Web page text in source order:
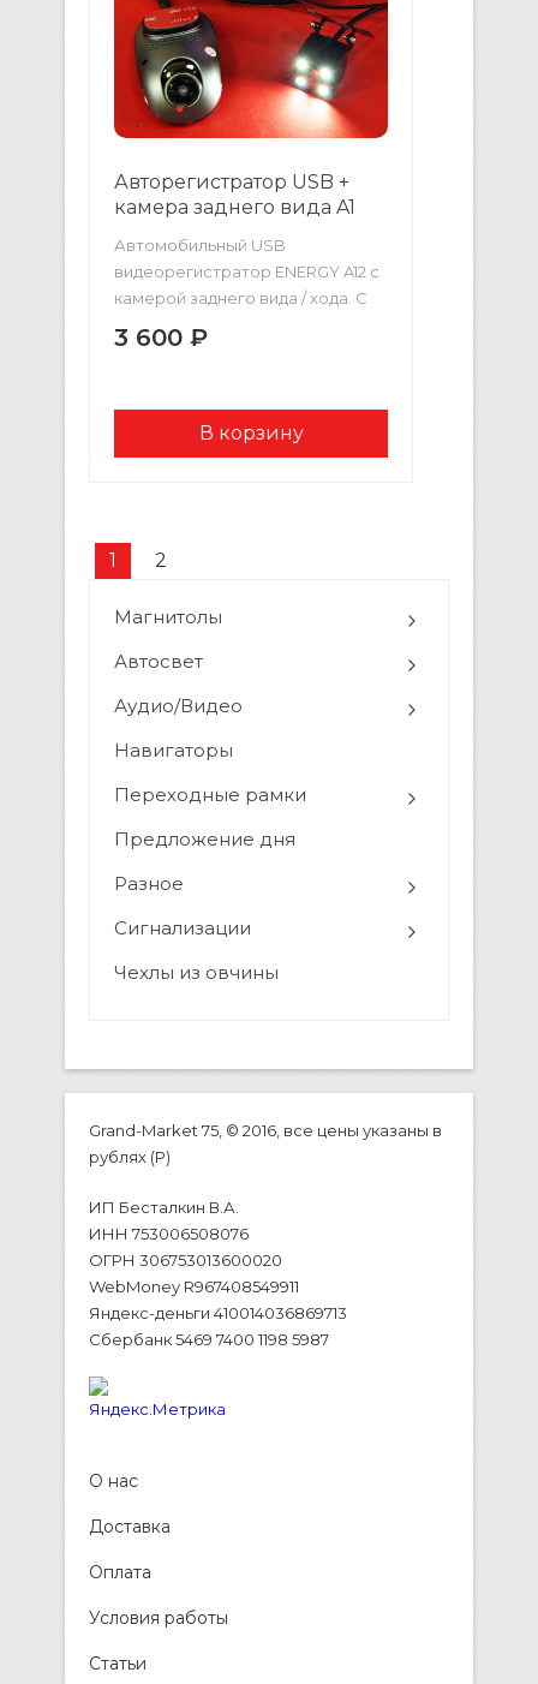
Магнитолы
Автосвет
Аудио/Видео
Навигаторы
Переходные рамки
Предложение дня
Разное
Сигнализации
Чехлы из овчины
Авторегистратор USB +
камера заднего вида A1
Автомобильный USB
видеорегистратор ENERGY A12 с
камерой заднего вида / хода. С
записью с двух камер. ПО для
устройств на Android в
1080p (1920×1080, 30 кадр/сек)
Поддерживаются карты памяти
есть, камера заднего вида в
подключения к ПК: USB2.0
3 600 ₽
1 2
Grand-Market 75, © 2016, все цены указаны в
рублях (P)
ИП Бесталкин В.А.
ИНН 753006508076
ОГРН 306753013600020
WebMoney R967408549911
Яндекс-деньги 410014036869713
Сбербанк 5469 7400 1198 5987
О нас
Доставка
Оплата
Условия работы
Статьи